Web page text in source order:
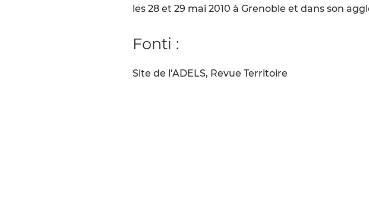
les 28 et 29 mai 2010 à Grenoble et dans son
Fonti :
Site de l’ADELS, Revue Territoire